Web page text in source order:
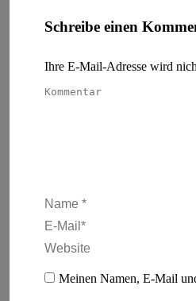
Schreibe einen
Ihre E-Mail-Adresse wird
Kommentar
Name *
E-Mail *
Website
Meinen Namen, E-Mail